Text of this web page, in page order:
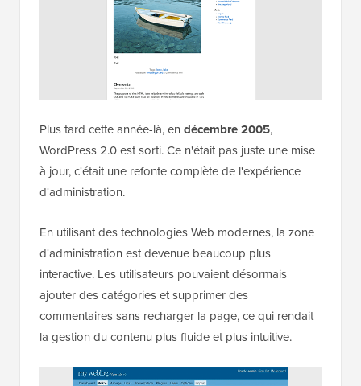
Plus tard cette année-là, en décembre 2005,
WordPress 2.0 est sorti. Ce n'était pas juste une mise
à jour, c'était une refonte complète de l'expérience
d'administration.
En utilisant des technologies Web modernes, la zone
d'administration est devenue beaucoup plus
interactive. Les utilisateurs pouvaient désormais
ajouter des catégories et supprimer des
commentaires sans recharger la page, ce qui rendait
la gestion du contenu plus fluide et plus intuitive.